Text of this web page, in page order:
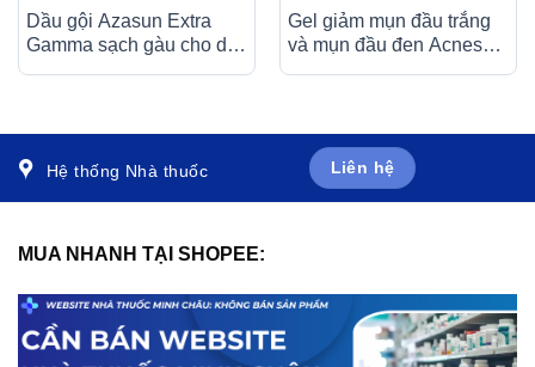
Dầu gội Azasun Extra
Gamma sạch gàu cho da
Gel giảm mụn đầu trắng
và mụn đầu đen Acnes
Hệ thống Nhà thuốc Liên hệ
MUA NHANH TẠI SHOPEE: